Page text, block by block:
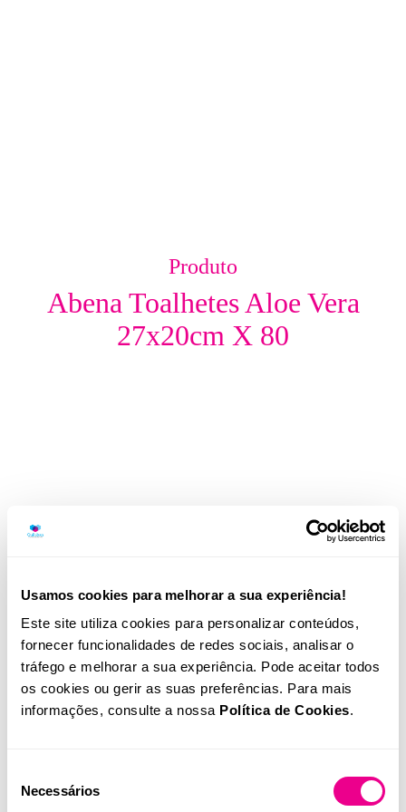
Usamos cookies para melhorar a sua experiência!
Este site utiliza cookies para personalizar conteúdos,
fornecer funcionalidades de redes sociais, analisar o
tráfego e melhorar a sua experiência. Pode aceitar todos
os cookies ou gerir as suas preferências. Para mais
informações, consulte a nossa Política de Cookies.
Necessários
Produto
Abena Toalhetes Aloe Vera
27x20cm X 80